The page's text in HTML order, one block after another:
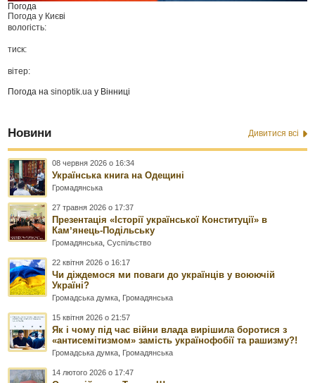
Погода
Погода у Києві
вологість:
тиск:
вітер:
Погода наsinoptik.ua у Вінниці
Новини Дивитися всі
08 червня 2026 о 16:34
Українська книга на Одещині
Громадянська
27 травня 2026 о 17:37
Презентація «Історії української Конституції» в
Камʼянець-Подільську
Громадянська ,Суспільство
22 квітня 2026 о 16:17
Чи діждемося ми поваги до українців у воюючій
Україні?
Громадська думка Громадянська
15 квітня 2026 о 21:57
Як і чому під час війни влада вирішила боротися з
«антисемітизмом» замість українофобії та рашизму?!
Громадська думка Громадянська
14 лютого 2026 о 17:47